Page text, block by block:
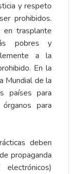
y respeto
prohibidos.
en trasplante
pobres y
a la
En la
Mundial de la
países para
para
deben
propaganda